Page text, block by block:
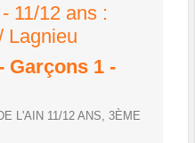
11/12 ans :
Lagnieu
Garçons 1 -
L'AIN 11/12 ANS, 3ÈME